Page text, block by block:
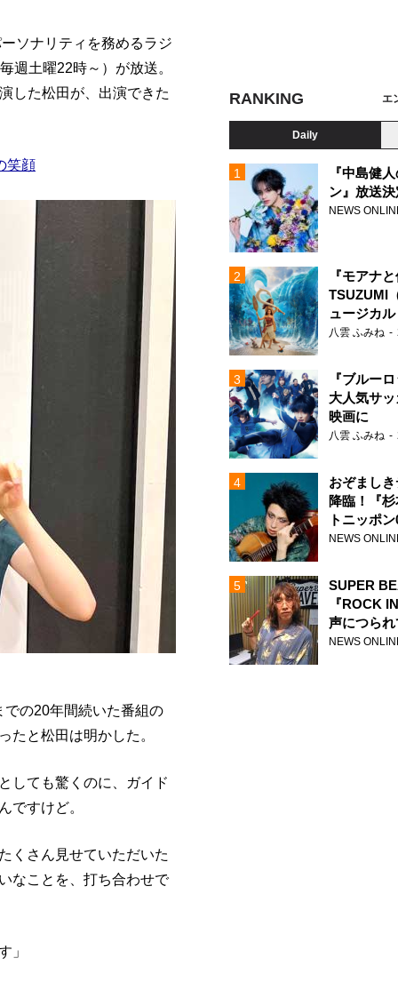
ソナリティを務めるラジ
週土曜22時～）が放送。
した松田が、出演できた
笑顔
の20年間続いた番組の
たと松田は明かした。
しても驚くのに、ガイド
ですけど。
くさん見せていただいた
なことを、打ち合わせで
」
RANKING エ
Daily
『中島健
ン』放送決
NEWS
『モアナ
TSUZUMI
ュージカ
声を響かせ
八雲 ふみね
『ブルー
大人気サ
映画に
八雲 ふみね
おぞまし
降臨！『
トニッポン
NEWS
SUPER
『ROCK
声につら
NEWS